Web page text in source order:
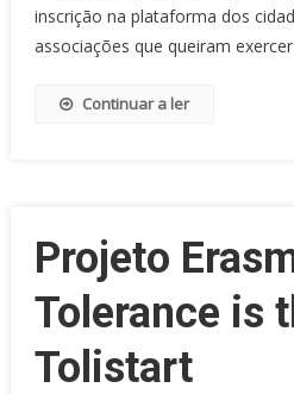
inscrição na plataforma dos
associações que queiram
Continuar a ler
Projeto
Tolerance is
Tolistart